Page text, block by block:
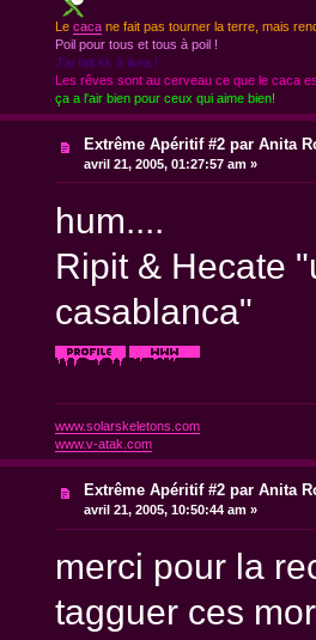
Le cacane fait pas tourner la terre, mais
Poil pour tous et tous à poil !
J'ai fait kk à ikea !
Les rêves sont au cerveau ce que le caca
ça a l'air bien pour ceux qui aime bien!
Extrême Apéritif #2 par Anita
avril 21, 2005, 01:27:57 am »
hum....
Ripit & Hecate
casablanca"
www.solarskeletons.com
www.v-atak.com
Extrême Apéritif #2 par Anita
avril 21, 2005, 10:50:44 am »
merci pour la
tagguer ces